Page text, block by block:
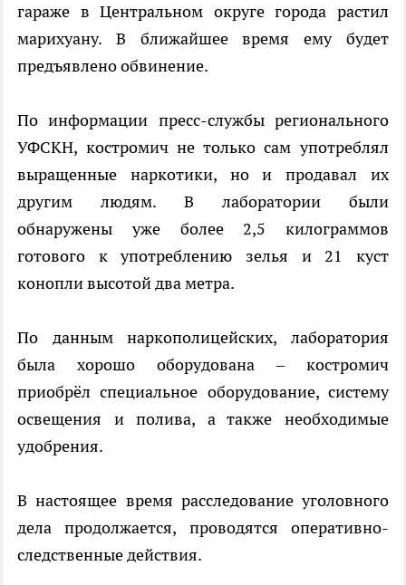
гараже в Центральном округе города растил
марихуану. В ближайшее время ему будет
предъявлено обвинение.
По информации пресс-службы регионального
УФСКН, костромич не только сам употреблял
выращенные наркотики, но и продавал их
другим людям. В лаборатории были
обнаружены уже более 2,5 килограммов
готового к употреблению зелья и 21 куст
конопли высотой два метра.
По данным наркополицейских, лаборатория
была хорошо оборудована – костромич
приобрёл специальное оборудование, систему
освещения и полива, а также необходимые
удобрения.
В настоящее время расследование уголовного
дела продолжается, проводятся оперативно-
следственные действия.